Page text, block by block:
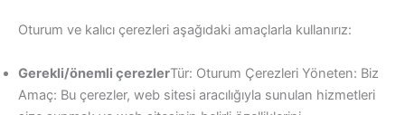
Oturum ve kalıcı çerezleri aşağıdaki amaçlarla kullanırız:
Gerekli/önemli çerezlerTür: Oturum Çerezleri Yöneten: Biz
Amaç: Bu çerezler, web sitesi aracılığıyla sunulan hizmetleri